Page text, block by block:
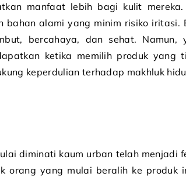
manfaat lebih bagi kulit
bahan alami yang minim risiko iritasi.
bercahaya, dan sehat.
ketika memilih produk yang
keperdulian terhadap makhluk
diminati kaum urban telah menjadi
orang yang mulai beralih ke produk